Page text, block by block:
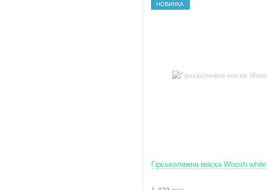
НОВИНКА
Гірськолижна маска Woosh white